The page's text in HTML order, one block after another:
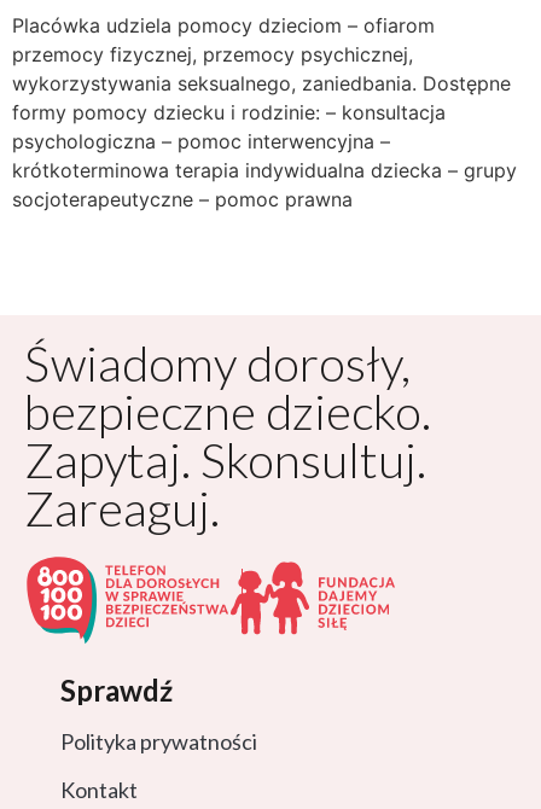
Placówka udziela pomocy dzieciom – ofiarom
przemocy fizycznej, przemocy psychicznej,
wykorzystywania seksualnego, zaniedbania. Dostępne
formy pomocy dziecku i rodzinie: – konsultacja
psychologiczna – pomoc interwencyjna –
krótkoterminowa terapia indywidualna dziecka – grupy
socjoterapeutyczne – pomoc prawna
Świadomy dorosły,
bezpieczne dziecko.
Zapytaj. Skonsultuj.
Zareaguj.
Sprawdź
Polityka prywatności
Kontakt